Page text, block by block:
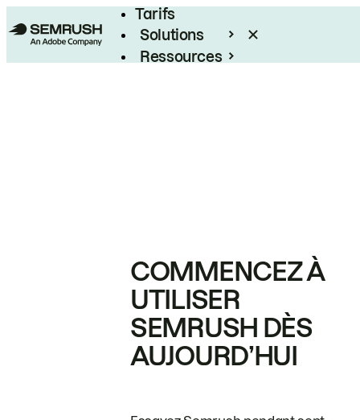
Tarifs
Solutions
Ressources
COMMENCEZ À
UTILISER
SEMRUSH DÈS
AUJOURD’HUI